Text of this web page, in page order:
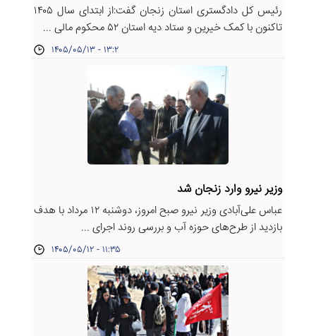
رئیس کل دادگستری استان زنجان گفت:از ابتدای سال ۱۴۰۵
تاکنون با کمک خیرین و ستاد دیه استان ۵۲ محکوم مالی ...
۱۴۰۵/۰۵/۱۳ - ۱۳:۲
وزیر نیرو وارد زنجان شد
عباس علی‌آبادی وزیر نیرو صبح امروز، دوشنبه ۱۲ مرداد با هدف
بازدید از طرح‌های حوزه آب و بررسی روند اجرای ...
۱۴۰۵/۰۵/۱۲ - ۱۱:۳۵